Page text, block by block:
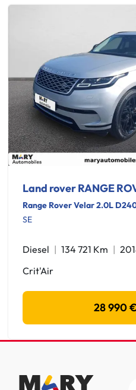
Land rover RANGE
Range Rover Velar 2.0L
SE
Diesel 134 721 Km
Crit'Air
28 990 €